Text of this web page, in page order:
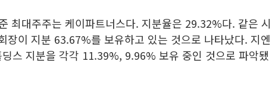
최대주주는 케이파트너스다. 지분율은 29.32%다. 같은 시
장이 지분 63.67%를 보유하고 있는 것으로 나타났다. 지엔
스 지분을 각각 11.39%, 9.96% 보유 중인 것으로 파악됐